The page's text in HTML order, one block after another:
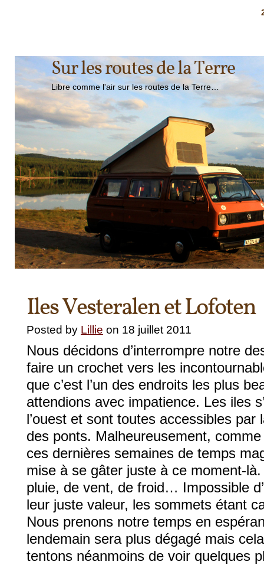
Sur les routes de la Terre
Libre comme l'air sur les routes de la Terre…
Iles Vesteralen et Lofoten
Posted by Lillie on 18 juillet 2011
Nous décidons d’interrompre notre
faire un crochet vers les
que c’est l’un des endroits les plus
attendions avec impatience. Les iles
l’ouest et sont toutes accessibles
des ponts. Malheureusement,
ces dernières semaines de temps
mise à se gâter juste à ce moment-
pluie, de vent, de froid… Impossible
leur juste valeur, les sommets étant
Nous prenons notre temps en
lendemain sera plus dégagé mais
tentons néanmoins de voir quelques